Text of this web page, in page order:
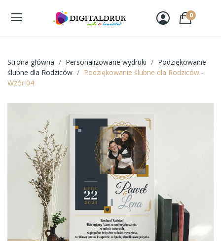
0
Strona główna Personalizowane wydruki
Podziękowanie
ślubne dla Rodziców
Podziękowanie ślubne dla Rodziców -
Wzór 04